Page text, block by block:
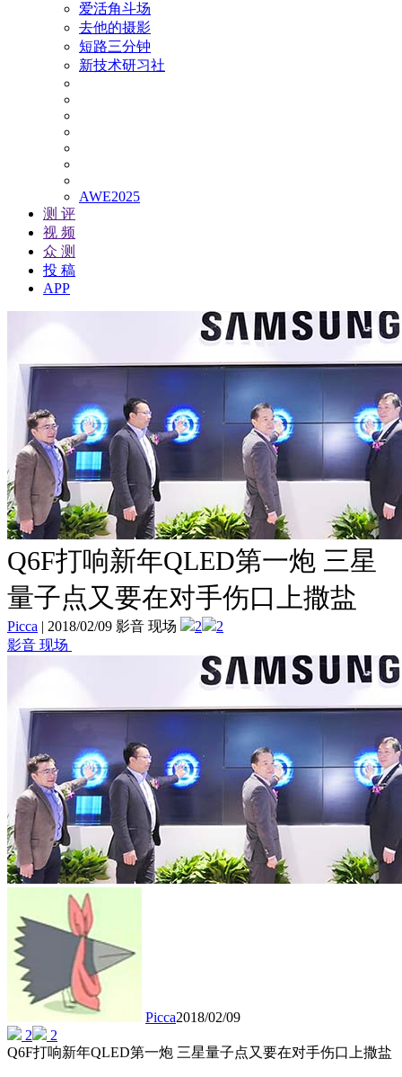
爱活角斗场
去他的摄影
短路三分钟
新技术研习社
AWE2025
测 评
视 频
众 测
投 稿
APP
Q6F打响新年QLED第一炮 三星
量子点又要在对手伤口上撒盐
Picca | 2018/02/09 影音 现场 2
2
影音 现场
Picca2018/02/09
2
2
Q6F打响新年QLED第一炮 三星量子点又要在对手伤口上撒盐